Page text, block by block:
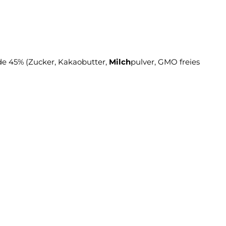
45% (Zucker, Kakaobutter, Milchpulver, GMO freies